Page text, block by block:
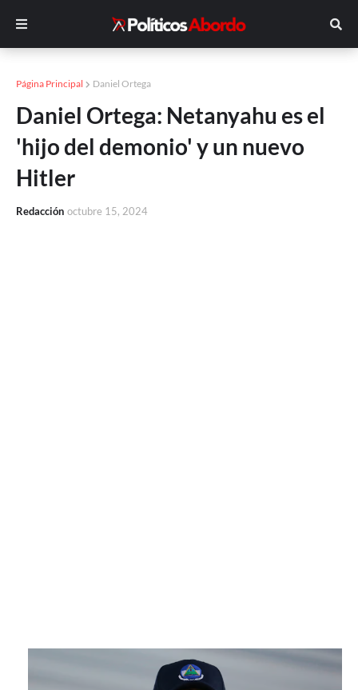
Página Principal Daniel Ortega
Daniel Ortega: Netanyahu es el
'hijo del demonio' y un nuevo
Hitler
Redacción octubre 15, 2024